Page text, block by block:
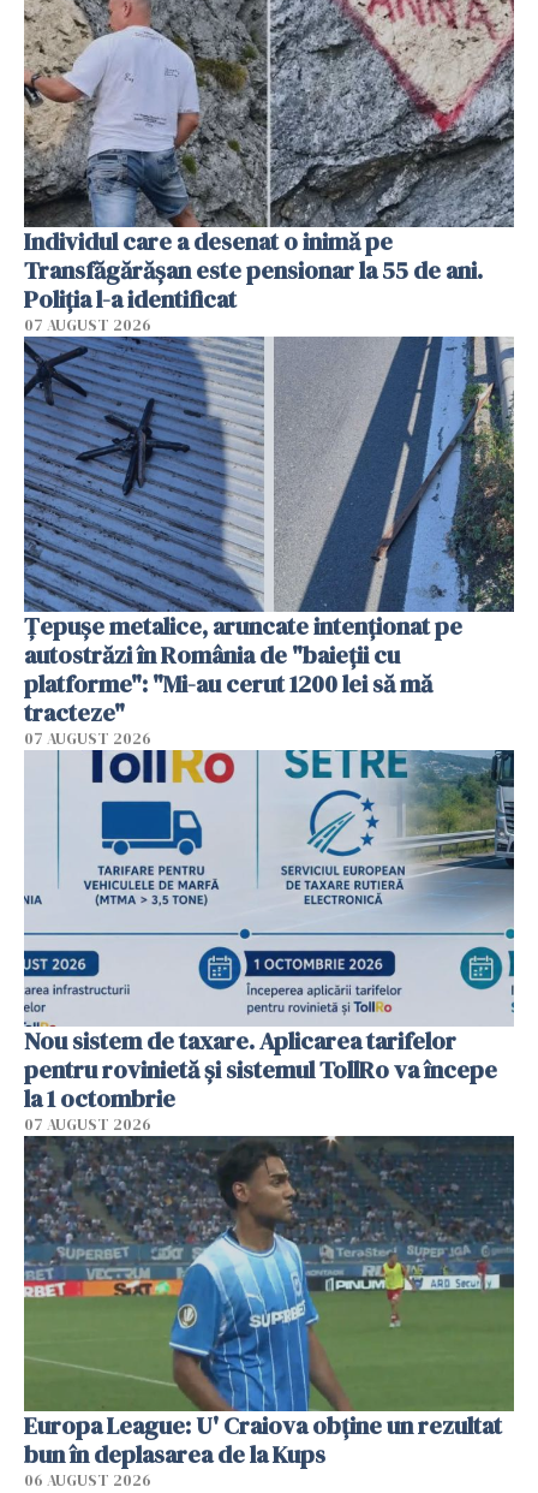
Individul care a desenat o inimă pe
Transfăgărășan este pensionar la 55 de ani.
Poliția l-a identificat
07 AUGUST 2026
Țepușe metalice, aruncate intenționat pe
autostrăzi în România de "baieții cu
platforme": "Mi-au cerut 1200 lei să mă
tracteze"
07 AUGUST 2026
Nou sistem de taxare. Aplicarea tarifelor
pentru rovinietă şi sistemul TollRo va începe
la 1 octombrie
07 AUGUST 2026
Europa League: U' Craiova obține un rezultat
bun în deplasarea de la Kups
06 AUGUST 2026